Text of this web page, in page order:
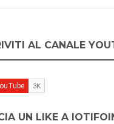
AL CANALE
UN LIKE A